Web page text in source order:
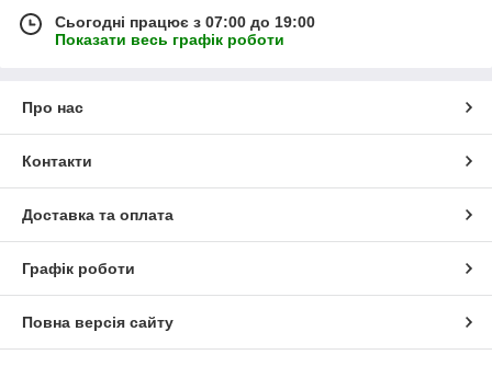
Сьогодні працює з 07:00 до 19:00
Показати весь графік роботи
Про нас
Контакти
Доставка та оплата
Графік роботи
Повна версія сайту